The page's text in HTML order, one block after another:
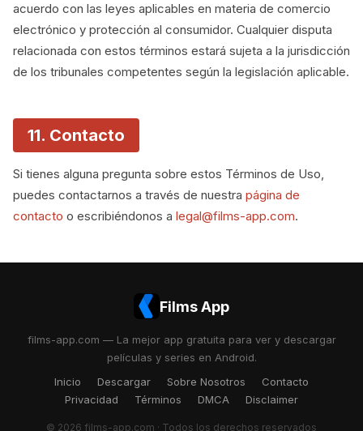
acuerdo con las leyes aplicables en materia de comercio
electrónico y protección al consumidor. Cualquier disputa
relacionada con estos términos estará sujeta a la jurisdicción
de los tribunales competentes según la legislación aplicable.
11. Contacto
Si tienes alguna pregunta sobre estos Términos de Uso,
puedes contactarnos a través de nuestra página de
contacto o escribiéndonos a legal@films-app.com.
Films App
films-app.com — La mejor app gratuita para ver y descargar
películas y series en Android.
Inicio
Descargar Sobre Nosotros
Contacto
Privacidad
Términos DMCA Disclaimer
© 2026 films-app.com · Todos los derechos reservados